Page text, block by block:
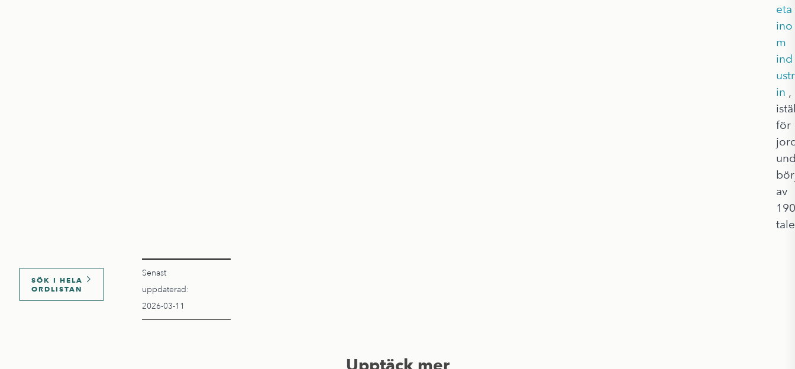
eta
ino
m
ind
ustr
in ,
för
av
SÖK I HELA
ORDLISTAN
Senast
uppdaterad:
2026-03-11
Upptäck mer